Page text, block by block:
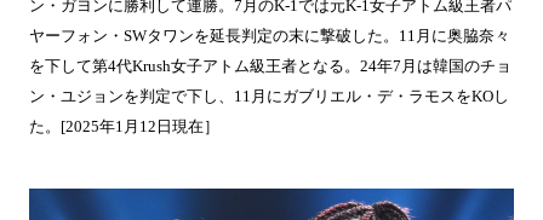
ン・ガヨンに勝利して連勝。7月のK-1では元K-1女子アトム級王者パ
ヤーフォン・SWタワンを延長判定の末に撃破した。11月に奥脇奈々
を下して第4代Krush女子アトム級王者となる。24年7月は韓国のチョ
ン・ユジョンを判定で下し、11月にガブリエル・デ・ラモスをKOし
た。[2025年1月12日現在］